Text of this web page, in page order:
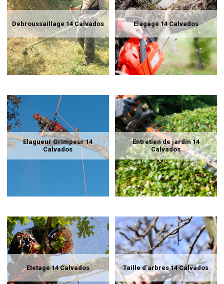
Debroussaillage 14 Calvados Elagage 14 Calvados
Elagueur Grimpeur 14
Calvados
Entretien de jardin 14
Calvados
Etetage 14 Calvados Taille d'arbres 14 Calvados